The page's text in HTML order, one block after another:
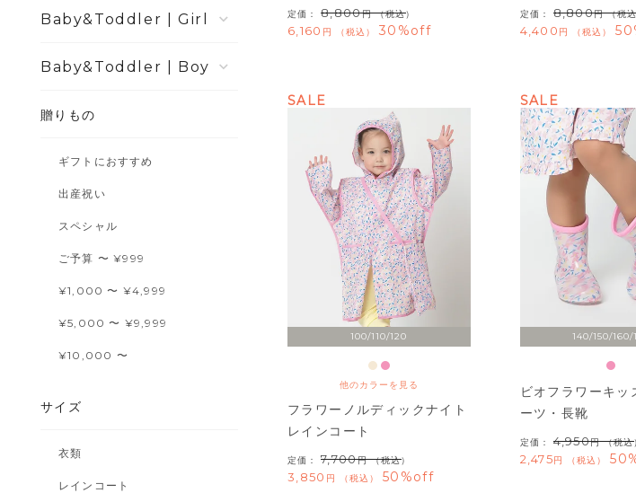
Girl
Boy
贈りもの
ギフトにおすすめ
出産祝い
スペシャル
ご予算 〜 ¥999
¥1,000 〜 ¥4,999
¥5,000 〜 ¥9,999
¥10,000 〜
サイズ
衣類
レインコート
定価： 8,800 （税込）
6,160 税込 30%off
定価： 8,800 （税込
4,400 税込
100/110/120
他のカラーを見る
SALE
フラワーノルディックナイト
レインコート
定価： 7,700 （税込）
3,850 税込 50%off
140/150/160/
SALE
ビオフラワーキッ
ーツ・長靴
定価： 4,950 （税込
2,475 税込